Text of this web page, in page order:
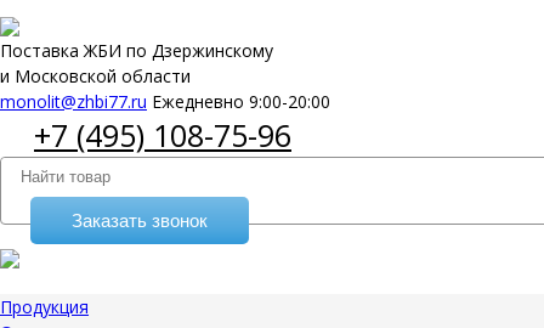
Поставка ЖБИ по Дзержинскому
и Московской области
monolit@zhbi77.ru Ежедневно 9:00-20:00
+7 (495) 108-75-96
Заказать звонок
Продукция